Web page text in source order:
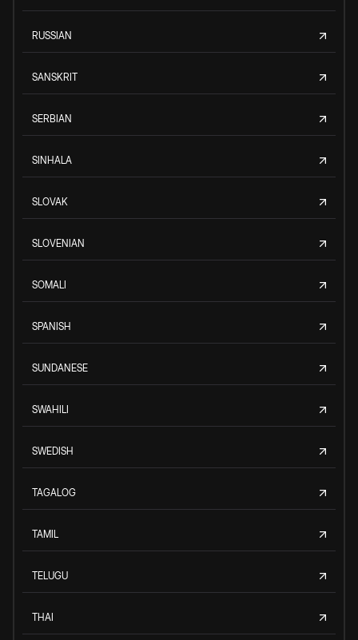
RUSSIAN
SANSKRIT
SERBIAN
SINHALA
SLOVAK
SLOVENIAN
SOMALI
SPANISH
SUNDANESE
SWAHILI
SWEDISH
TAGALOG
TAMIL
TELUGU
THAI